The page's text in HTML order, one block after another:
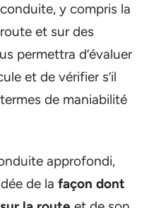
y compris la
et sur des
permettra d’évaluer
et de vérifier s’il
de maniabilité
approfondi,
de la façon dont